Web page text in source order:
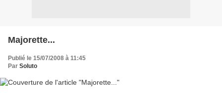
Majorette...
Publié le 15/07/2008 à 11:45
Par Soluto